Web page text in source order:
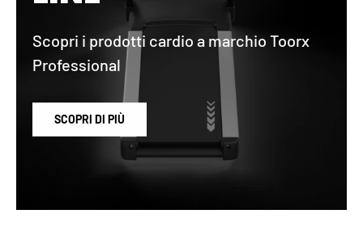
Scopri i prodotti cardio a marchio Toorx
Professional
SCOPRI DI PIÙ